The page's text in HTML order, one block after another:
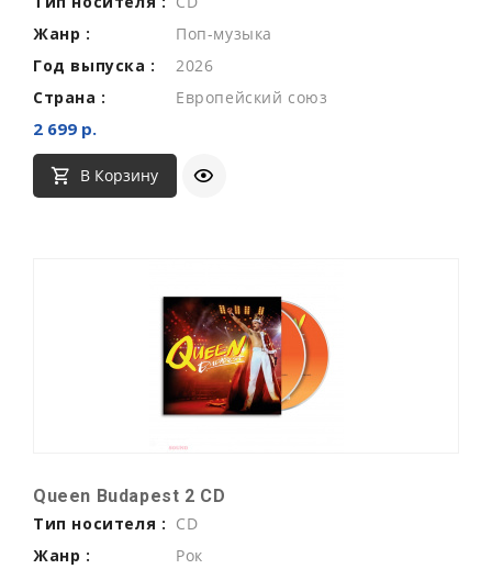
Жанр :
Поп-музыка
Год выпуска :
2026
Страна :
Европейский союз
2 699 р.
В Корзину
Queen Budapest 2 CD
Тип носителя : CD
Жанр :
Рок